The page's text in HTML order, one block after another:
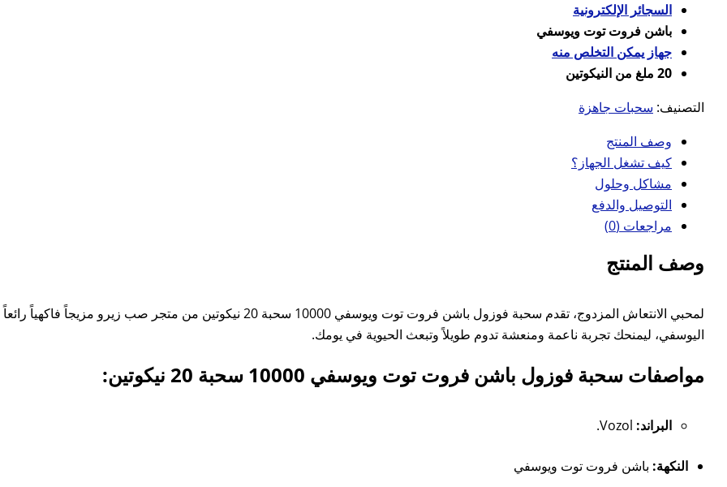
هو:
4,000 د.ك.
هو:
3,500 د.ك.
السجائر الإلكترونية
باشن فروت توت ويوسفي
جهاز يمكن التخلص منه
20 ملغ من النيكوتين
التصنيف: سحبات جاهزة
وصف المنتج
كيف تشغل الجهاز؟
مشاكل وحلول
التوصيل والدفع
مراجعات (0)
وصف المنتج
لمحبي الانتعاش المزدوج، تقدم سحبة فوزول باشن فروت توت ويوسفي 10000 سحبة
اليوسفي، ليمنحك تجربة ناعمة ومنعشة تدوم طويلاً وتبعث الحيوية في يومك.
مواصفات سحبة فوزول باشن فروت توت ويوسفي 10000 سحبة 20 نيكوتين:
البراند: Vozol.
النكهة: باشن فروت توت ويوسفي